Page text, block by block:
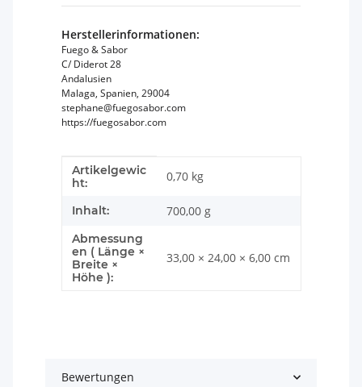
Herstellerinformationen:
Fuego & Sabor
C/ Diderot 28
Andalusien
Malaga, Spanien, 29004
stephane@fuegosabor.com
https://fuegosabor.com
Produkteigenschaft
Wert
Artikelgewic
ht:
0,70 kg
Inhalt: 700,00 g
Abmessung
en ( Länge ×
Breite ×
Höhe ):
33,00 × 24,00 × 6,00 cm
Bewertungen